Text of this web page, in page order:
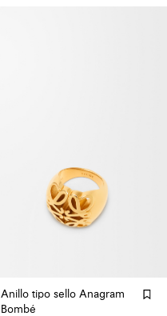
Anillo tipo sello Anagram
Bombé